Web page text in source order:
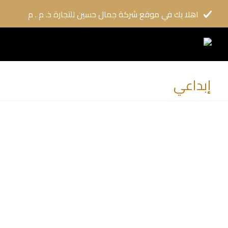
اهلا بك في موقع شركة جمال حسين للتجارة ذ. م . م
إبداعي